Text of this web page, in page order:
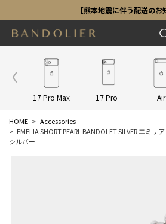
【熊本地震に伴う配送のお
17 Pro Max 17 Pro Air
HOME
Accessories
EMELIA SHORT PEARL BANDOLET SILVER エミ
シルバー